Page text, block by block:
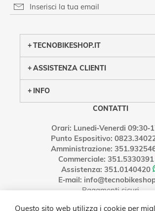
PRIVACY POLICY
TECNOBIKESHOP.IT
ASSISTENZA CLIENTI
INFO
CONTATTI
Orari: Lunedi‑Venerdi
Punto Espositivo:
Amministrazione:
Commerciale: 351.5330391
Assistenza: 351.0140420
E‑mail:
Pagamenti sicuri
Questo sito web utilizza i cookie per